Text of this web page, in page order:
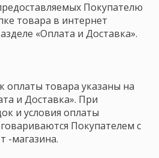
Покупателю
товара в интернет
«Оплата и Доставка».
оплаты товара указаны на
и Доставка». При
и условия оплаты
Покупателем с
-магазина.